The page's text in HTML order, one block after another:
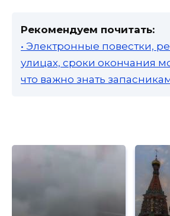
Рекомендуем почитать:
• Электронные повестки,
улицах, сроки окончания
что важно знать